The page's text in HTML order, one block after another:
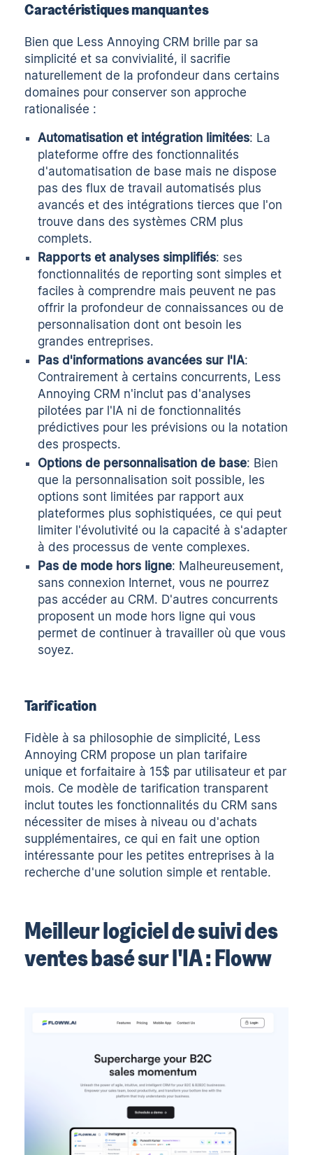
Caractéristiques manquantes
Bien que Less Annoying CRM brille par sa
simplicité et sa convivialité, il sacrifie
naturellement de la profondeur dans certains
domaines pour conserver son approche
rationalisée :
Automatisation et intégration limitées: La
plateforme offre des fonctionnalités
d'automatisation de base mais ne dispose
pas des flux de travail automatisés plus
avancés et des intégrations tierces que l'on
trouve dans des systèmes CRM plus
complets.
Rapports et analyses simplifiés: ses
fonctionnalités de reporting sont simples et
faciles à comprendre mais peuvent ne pas
offrir la profondeur de connaissances ou de
personnalisation dont ont besoin les
grandes entreprises.
Pas d'informations avancées sur l'IA:
Contrairement à certains concurrents, Less
Annoying CRM n'inclut pas d'analyses
pilotées par l'IA ni de fonctionnalités
prédictives pour les prévisions ou la notation
des prospects.
Options de personnalisation de base: Bien
que la personnalisation soit possible, les
options sont limitées par rapport aux
plateformes plus sophistiquées, ce qui peut
limiter l'évolutivité ou la capacité à s'adapter
à des processus de vente complexes.
Pas de mode hors ligne: Malheureusement,
sans connexion Internet, vous ne pourrez
pas accéder au CRM. D'autres concurrents
proposent un mode hors ligne qui vous
permet de continuer à travailler où que vous
soyez.
Tarification
Fidèle à sa philosophie de simplicité, Less
Annoying CRM propose un plan tarifaire
unique et forfaitaire à 15$ par utilisateur et par
mois. Ce modèle de tarification transparent
inclut toutes les fonctionnalités du CRM sans
nécessiter de mises à niveau ou d'achats
supplémentaires, ce qui en fait une option
intéressante pour les petites entreprises à la
recherche d'une solution simple et rentable.
Meilleur logiciel de suivi des
ventes basé sur l'IA : Floww